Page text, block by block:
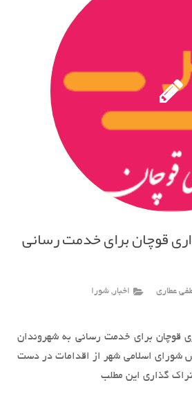
قوچان برای خدمت رسانی
عطاری اخبار, شورا
قوچان برای خدمت رسانی به شهروندان
شورای اسلامی شهر از اقدامات در دست
گذاری این مطلب